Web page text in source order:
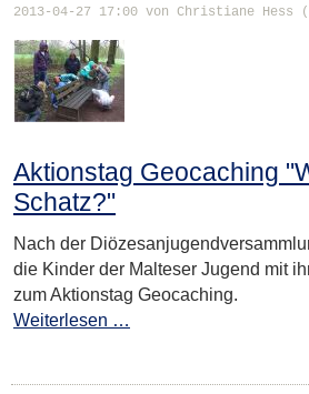
2013-04-27 17:00 von Christiane Hess
Aktionstag Geocaching
Schatz?"
Nach der
die Kinder der Malteser Jugend mit
zum Aktionstag Geocaching.
Weiterlesen …